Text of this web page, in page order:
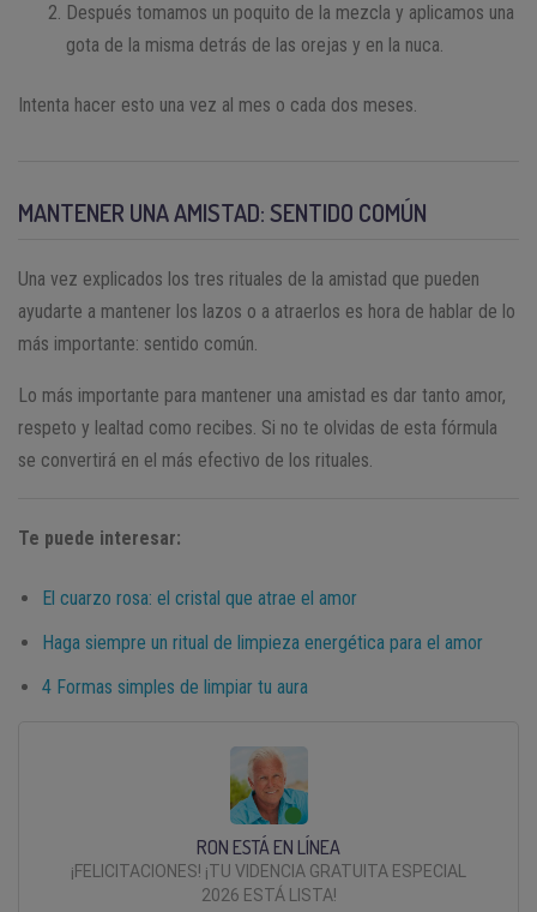
Después tomamos un poquito de la mezcla y aplicamos una
gota de la misma detrás de las orejas y en la nuca.
Intenta hacer esto una vez al mes o cada dos meses.
MANTENER UNA AMISTAD: SENTIDO COMÚN
Una vez explicados los tres rituales de la amistad que pueden
ayudarte a mantener los lazos o a atraerlos es hora de hablar de lo
más importante: sentido común.
Lo más importante para mantener una amistad es dar tanto amor,
respeto y lealtad como recibes. Si no te olvidas de esta fórmula
se convertirá en el más efectivo de los rituales.
Te puede interesar:
El cuarzo rosa: el cristal que atrae el amor
Haga siempre un ritual de limpieza energética para el amor
4 Formas simples de limpiar tu aura
RON ESTÁ EN LÍNEA
¡FELICITACIONES! ¡TU VIDENCIA GRATUITA ESPECIAL
2026 ESTÁ LISTA!